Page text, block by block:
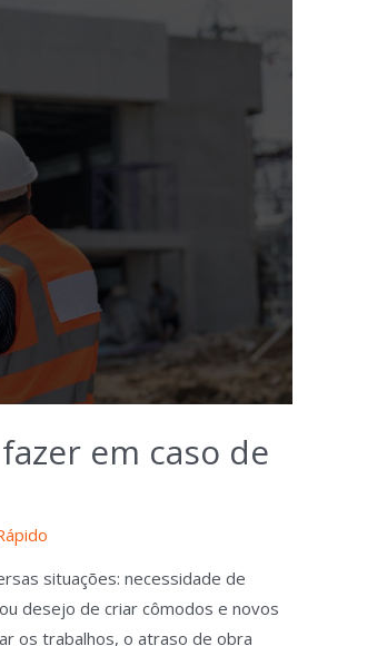
em caso de
situações: necessidade de
desejo de criar cômodos e novos
os trabalhos, o atraso de obra